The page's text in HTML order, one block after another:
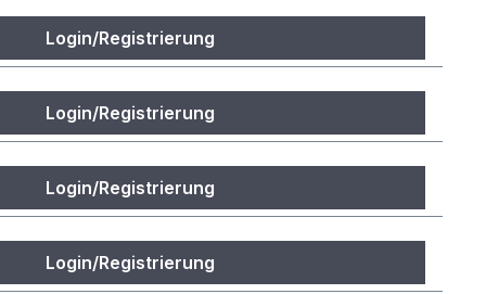
Login/Registrierung
Login/Registrierung
Login/Registrierung
Login/Registrierung